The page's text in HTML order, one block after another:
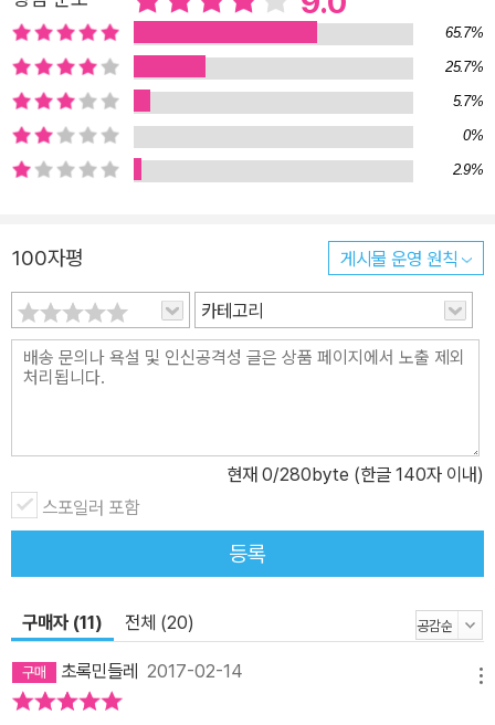
65.7%
25.7%
5.7%
0%
2.9%
100자평 게시물 운영 원칙
카테고리
현재 0/280byte (한글 140자 이내)
스포일러 포함
등록
구매자 (11) 전체 (20)
초록민들레 2017-02-14